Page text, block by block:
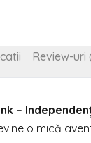
Review-uri
–
o mică